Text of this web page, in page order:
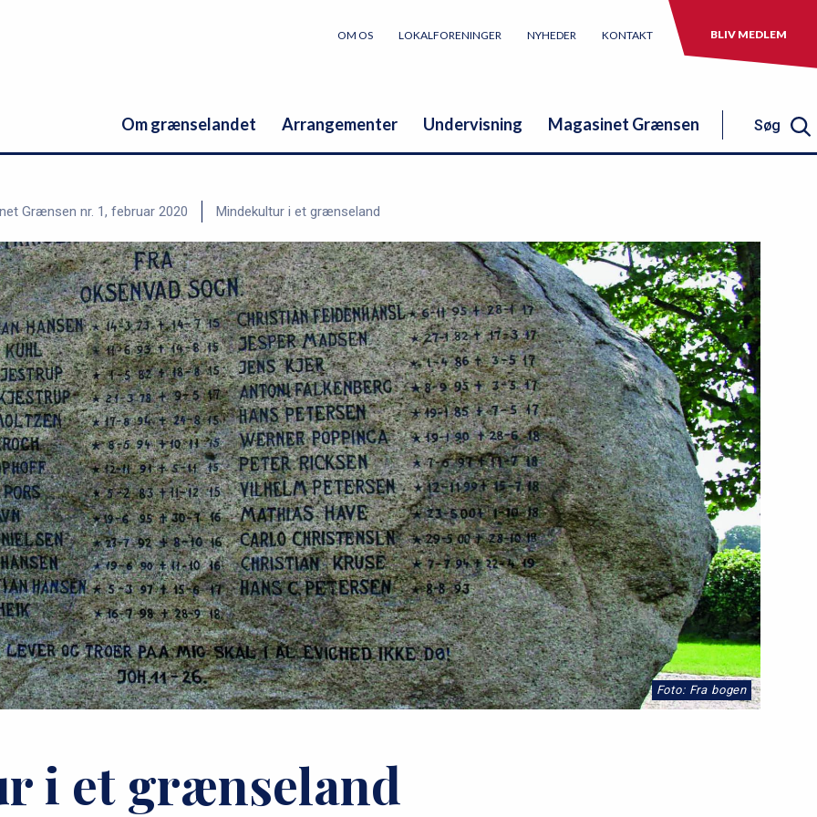
OM OS LOKALFORENINGER NYHEDER KONTAKT BLIV MEDLEM
Om grænselandet Arrangementer Undervisning Magasinet Grænsen Søg
Grænsen nr. 1, februar 2020 Mindekultur i et grænseland
Foto: Fra bogen
i et grænseland